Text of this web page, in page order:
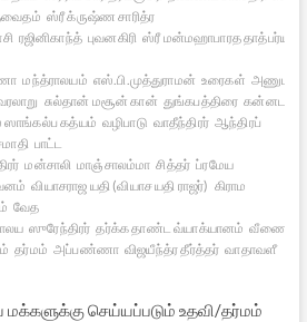
ஸ்ரீ க்ருஷ்ண சாரித்ர
ரஜினிகாந்த் புவனகிரி ஸ்ரீ மன்மஹாபாரத தாத்பர்ய
மந்த்ராலயம் எஸ்.பி.முத்துராமன் உரைகள்
சுல்தான் மசூன் கான் துங்கபத்திரை கன்னட
ஸாங்கல்ப கத்யம் வழிபாடு வாதீந்திரர் ஆந்திரப்
பாட்ட
மன்சாலி மாஞ்சாலம்மா சித்தர் ப்ரமேய
வியாசராஜ யதி (வியாச யதி ராஜர்) கிராம
வேத
ஸுரேந்திரர் தர்க்க தாண்ட வ்யாக்யானம் வீணை
தர்மம் அப்பண்ணா விஜயீந்த்ர தீர்த்தர் வாதாவளீ
மக்களுக்கு செய்யப்படும் உதவி/தர்மம்